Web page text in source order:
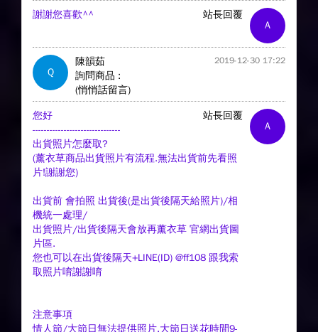
A
站長回覆
謝謝您喜歡^^
Q
陳韻茹 2019-12-30 17:22
詢問商品 :
(悄悄話留言)
A
站長回覆
您好
-------------------------------
出貨照片怎麼取?
(薰衣草商品出貨照片有流程.無法出貨前先看照
片!謝謝您)
出貨前 會拍照 出貨後(是出貨後隔天給照片)/相
機統一處理/
出貨照片/出貨後隔天會放再薰衣草 官網出貨圖
片區.
您也可以在出貨後隔天+LINE(ID) @ff108 跟我索
取照片唷謝謝唷
注意事項
情人節/大節日無法提供照片.大節日送花時間9-